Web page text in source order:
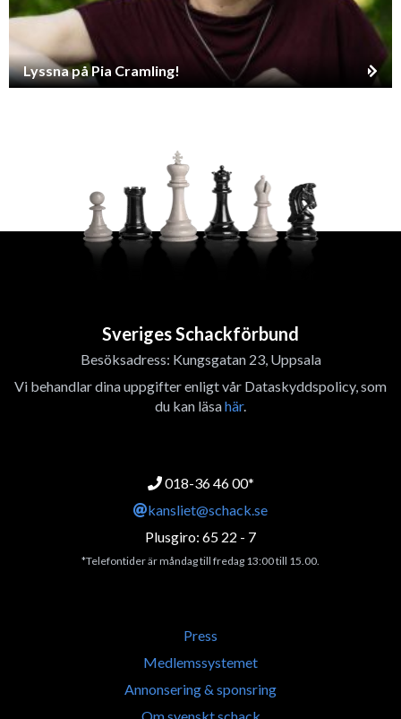
Lyssna på Pia Cramling!
Sveriges Schackförbund
Besöksadress: Kungsgatan 23, Uppsala
Vi behandlar dina uppgifter enligt vår Dataskyddspolicy, som
du kan läsahär.
018-36 46 00*
kansliet@schack.se
Plusgiro: 65 22 - 7
*Telefontider är måndag till fredag 13:00 till 15.00.
Press
Medlemssystemet
Annonsering & sponsring